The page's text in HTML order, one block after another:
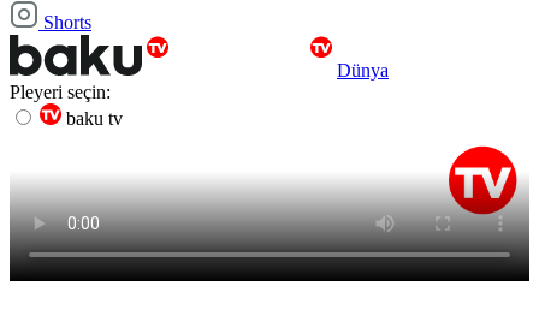
Shorts
Dünya
Pleyeri seçin:
baku tv